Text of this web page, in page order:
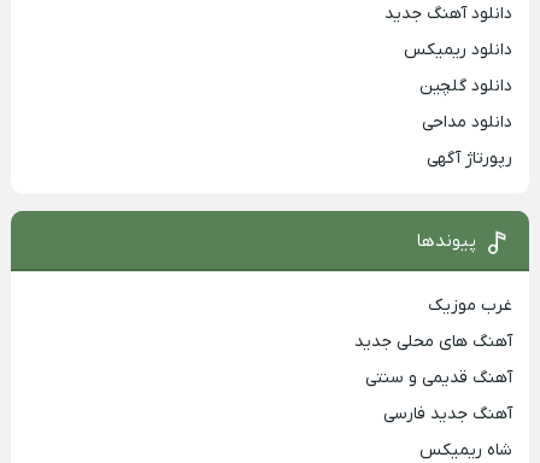
دانلود آهنگ جدید
دانلود ریمیکس
دانلود گلچین
دانلود مداحی
رپورتاژ آگهی
پیوندها
غرب موزیک
آهنگ های محلی جدید
آهنگ قدیمی و سنتی
آهنگ جدید فارسی
شاه ریمیکس